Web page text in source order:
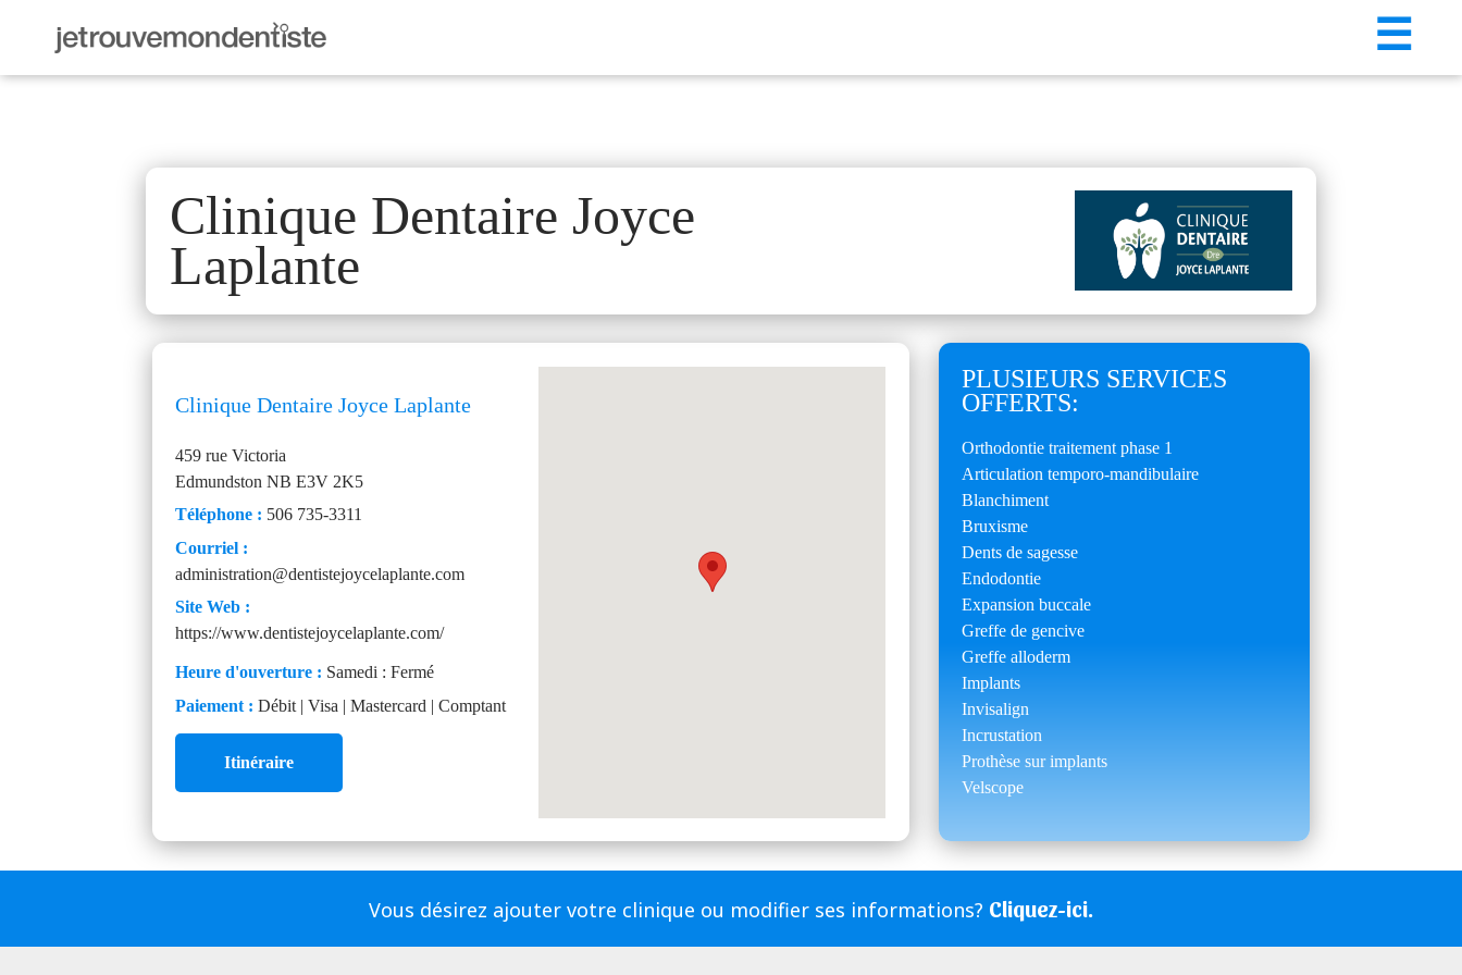
☰
Clinique Dentaire Joyce
Laplante
Clinique Dentaire Joyce Laplante
459 rue Victoria
EdmundstonNB E3V 2K5
Téléphone : 506 735-3311
Courriel :
administration@dentistejoycelaplante.com
Site Web :
https://www.dentistejoycelaplante.com/
Heure d'ouverture : Samedi : Fermé
Paiement :Débit | Visa | Mastercard | Comptant
Itinéraire
PLUSIEURS SERVICES
OFFERTS:
Orthodontie traitement phase 1
Articulation temporo-mandibulaire
Blanchiment
Bruxisme
Dents de sagesse
Endodontie
Expansion buccale
Greffe de gencive
Greffe alloderm
Implants
Invisalign
Incrustation
Prothèse sur implants
Velscope
Vous désirez ajouter votre clinique ou modifier ses informations? Cliquez-ici.